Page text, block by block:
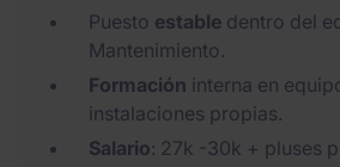
Puesto estable dentro del
Mantenimiento.
Formación interna en
instalaciones propias.
Salario: 27k -30k + pluses